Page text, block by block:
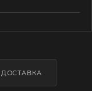
ДОСТАВКА